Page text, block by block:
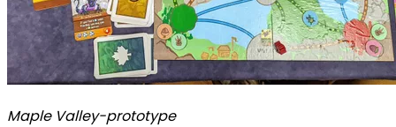
Maple Valley-prototype